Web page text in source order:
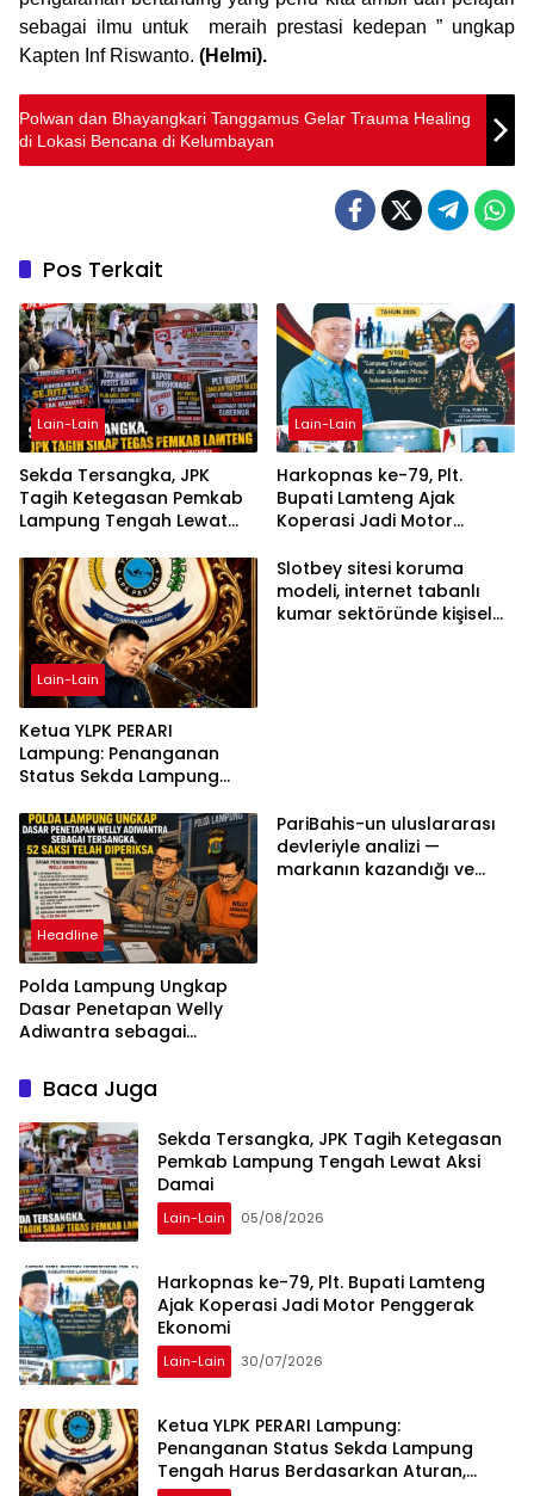
sebagai ilmu untuk meraih prestasi kedepan ” ungkap
Kapten Inf Riswanto. (Helmi).
Polwan dan Bhayangkari Tanggamus Gelar Trauma Healing
di Lokasi Bencana di Kelumbayan
Pos Terkait
Lain-Lain
Sekda Tersangka, JPK
Tagih Ketegasan Pemkab
Lampung Tengah Lewat
Lain-Lain
Harkopnas ke-79, Plt.
Bupati Lamteng Ajak
Koperasi Jadi Motor
Lain-Lain
Ketua YLPK PERARI
Lampung: Penanganan
Status Sekda Lampung
Berdasarkan Aturan,
Bukan Tekanan Opini
Slotbey sitesi koruma
modeli, internet tabanlı
kumar sektöründe kişisel
Headline
Polda Lampung Ungkap
Dasar Penetapan Welly
Adiwantra sebagai
Diperiksa
PariBahis-un uluslararası
devleriyle analizi —
markanın kazandığı ve
Baca Juga
Sekda Tersangka, JPK Tagih Ketegasan
Pemkab Lampung Tengah Lewat Aksi
Damai
Lain-Lain 05/08/2026
Harkopnas ke-79, Plt. Bupati Lamteng
Ajak Koperasi Jadi Motor Penggerak
Ekonomi
Lain-Lain 30/07/2026
Ketua YLPK PERARI Lampung:
Penanganan Status Sekda Lampung
Tengah Harus Berdasarkan Aturan,